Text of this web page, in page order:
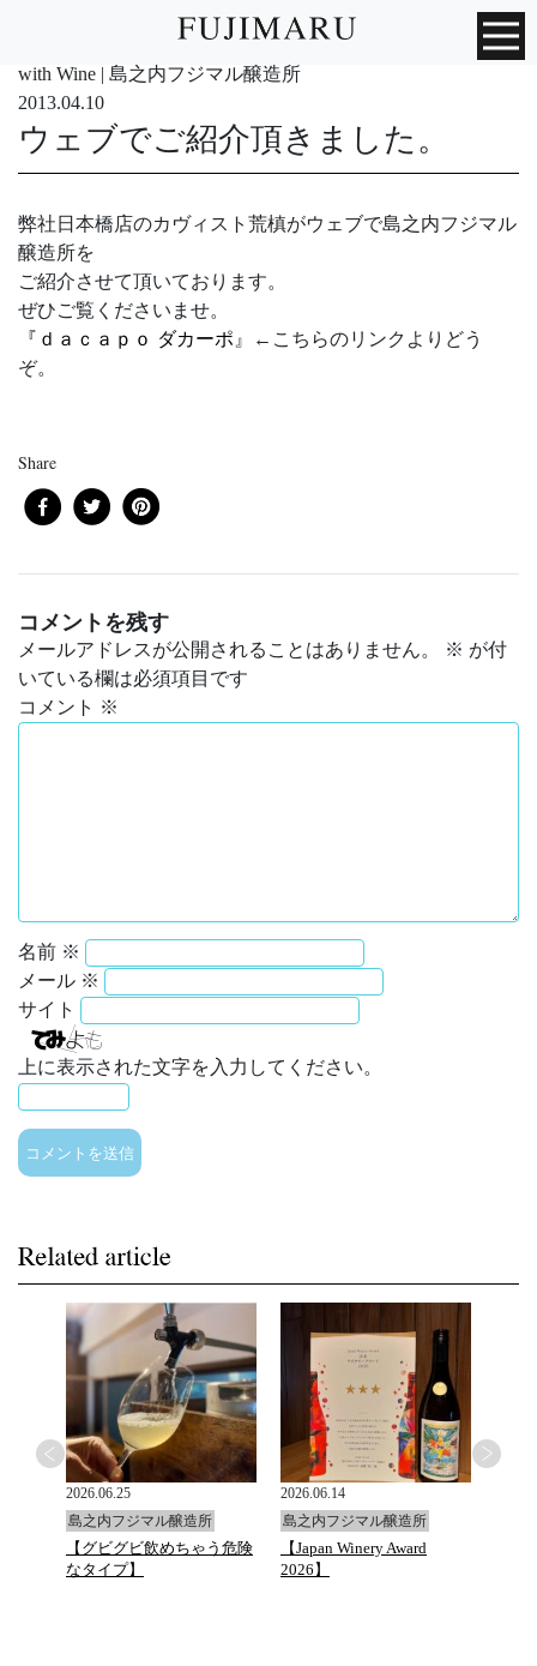
with Wine | 島之内フジマル醸造所
2013.04.10
ウェブでご紹介頂きました。
弊社日本橋店のカヴィスト荒槙がウェブで島之内フジマル
醸造所を
ご紹介させて頂いております。
ぜひご覧くださいませ。
『ｄａｃａｐｏ ダカーポ 』←こちらのリンクよりどう
ぞ。
Share
コメントを残す
メールアドレスが公開されることはありません。 ※ が付
いている欄は必須項目です
コメント ※
名前 ※
メール ※
サイト
上に表示された文字を入力してください。
2026.06.25
島之内フジマル醸造所
【グビグビ飲めちゃう危険
なタイプ】
2026.06.14
島之内フジマル醸造所
【Japan Winery Award
2026】